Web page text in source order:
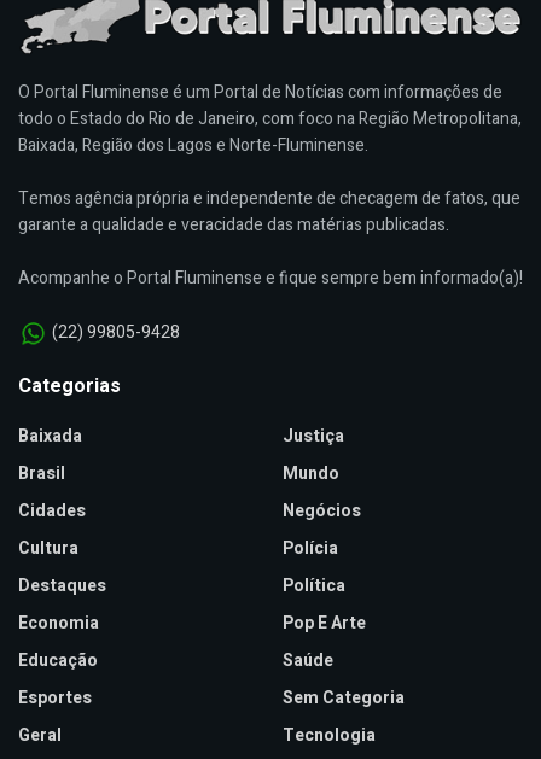
O Portal Fluminense é um Portal de Notícias com informações de
todo o Estado do Rio de Janeiro, com foco na Região Metropolitana,
Baixada, Região dos Lagos e Norte-Fluminense.
Temos agência própria e independente de checagem de fatos, que
garante a qualidade e veracidade das matérias publicadas.
Acompanhe o Portal Fluminense e fique sempre bem informado(a)!
(22) 99805-9428
Categorias
Baixada
Brasil
Cidades
Cultura
Destaques
Economia
Educação
Esportes
Geral
Justiça
Mundo
Negócios
Polícia
Política
Pop E Arte
Saúde
Sem Categoria
Tecnologia